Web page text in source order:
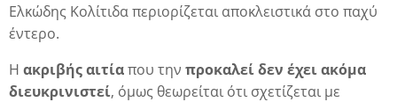
Ελκώδης Κολίτιδα περιορίζεται αποκλειστικά στο παχύ
έντερο.
Η ακριβής αιτίαπου την προκαλεί δεν έχει ακόμα
διευκρινιστεί, όμως θεωρείται ότι σχετίζεται με